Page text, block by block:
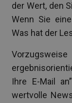
der Wert, den
Wenn Sie
Was hat der
Ihre E-Mail
wertvolle